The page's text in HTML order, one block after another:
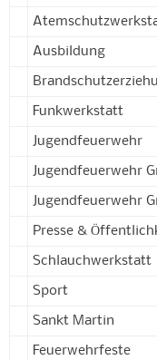
Ausbildung
Funkwerkstatt
Jugendfeuerwehr
Jugendfeuerwehr
Jugendfeuerwehr
Presse &
Schlauchwerkstatt
Sport
Sankt Martin
Feuerwehrfeste